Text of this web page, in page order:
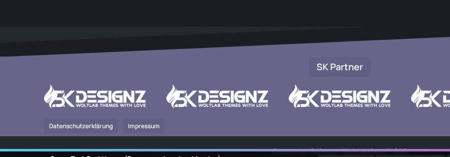
SK Partner
Datenschutzerklärung Impressum
Community-Software:WoltLab Suite™ 6.1.8